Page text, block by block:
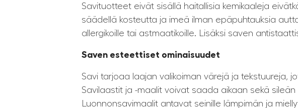
Savituotteet eivät sisällä haitallisia kemikaaleja
säädellä kosteutta ja imeä ilman epäpuhtauksia
allergikoille tai astmaatikoille. Lisäksi saven
Saven esteettiset ominaisuudet
Savi tarjoaa laajan valikoiman värejä ja tekstuureja,
Savilaastit ja -maalit voivat saada aikaan sekä
Luonnonsavimaalit antavat seinille lämpimän ja